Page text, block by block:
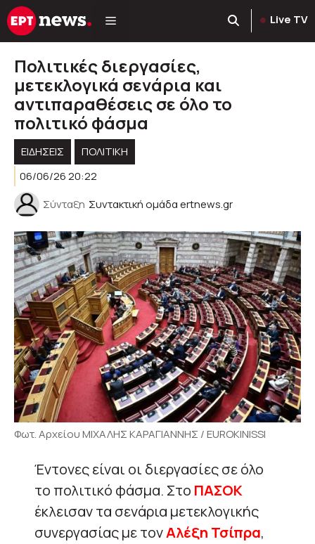
Μετάβαση
σε
Live TV
Πολιτικές διεργασίες,
μετεκλογικά σενάρια και
αντιπαραθέσεις σε όλο το
πολιτικό φάσμα
ΕΙΔΗΣΕΙΣ
ΠΟΛΙΤΙΚΉ
06/06/26 20:22
Σύνταξη Συντακτική ομάδα ertnews.gr
Φωτ. Αρχείου ΜΙΧΑΛΗΣ ΚΑΡΑΓΙΑΝΝΗΣ / EUROKINISSI
Έντονες είναι οι διεργασίες σε όλο
το πολιτικό φάσμα. Στο ΠΑΣΟΚ
έκλεισαν τα σενάρια μετεκλογικής
συνεργασίας με τονΑλέξη Τσίπρα,